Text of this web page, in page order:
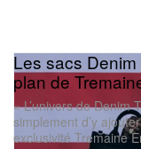
Les sacs
plan de
« L’univers de Denim
simplement d’y
exclusivité Tremaine